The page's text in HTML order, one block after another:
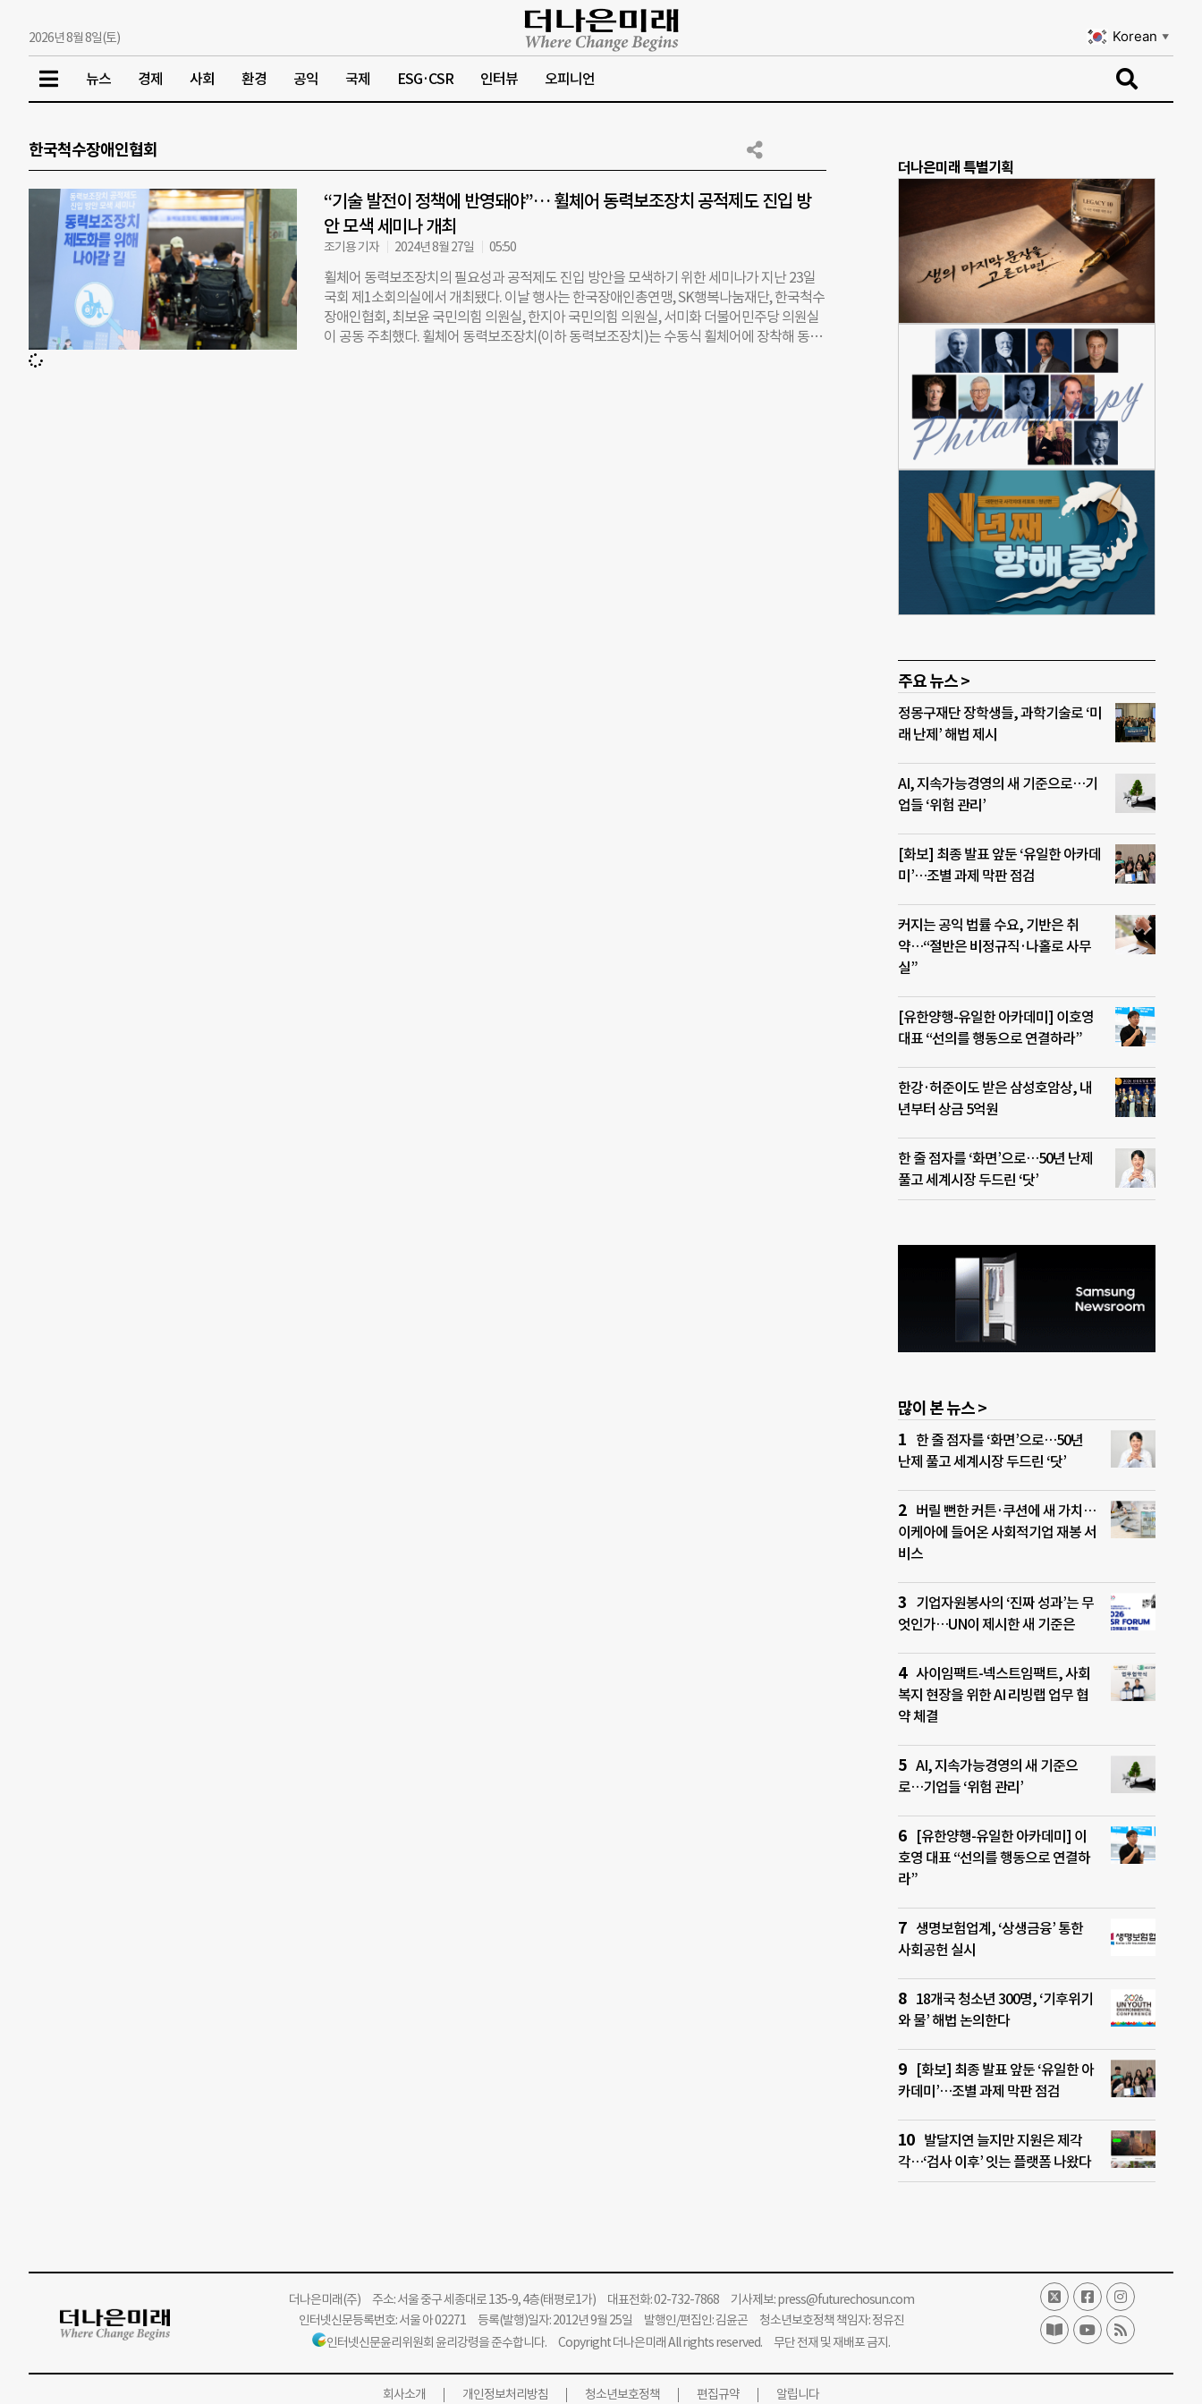
2026년 8월 8일(토) Korean ▼
뉴스 경제 사회 환경 공익 국제 ESG·CSR 인터뷰 오피니언
한국척수장애인협회
“기술 발전이 정책에 반영돼야”… 휠체어 동력보조장치 공적제도 진입 방
안 모색 세미나 개최
조기용 기자 2024년 8월 27일 05:50
휠체어 동력보조장치의 필요성과 공적제도 진입 방안을 모색하기 위한 세미나가 지난 23일
국회 제1소회의실에서 개최됐다. 이날 행사는 한국장애인총연맹, SK행복나눔재단, 한국척수
장애인협회, 최보윤 국민의힘 의원실, 한지아 국민의힘 의원실, 서미화 더불어민주당 의원실
이 공동 주최했다. 휠체어 동력보조장치(이하 동력보조장치)는 수동식 휠체어에 장착해 동력
더나은미래 특별기획
주요 뉴스 >
정몽구재단 장학생들, 과학기술로 ‘미
래 난제’ 해법 제시
AI, 지속가능경영의 새 기준으로…기
업들 ‘위험 관리’
[화보] 최종 발표 앞둔 ‘유일한 아카데
미’…조별 과제 막판 점검
커지는 공익 법률 수요, 기반은 취
약…“절반은 비정규직·나홀로 사무
실”
[유한양행-유일한 아카데미] 이호영
대표 “선의를 행동으로 연결하라”
한강·허준이도 받은 삼성호암상, 내
년부터 상금 5억원
한 줄 점자를 ‘화면’으로…50년 난제
풀고 세계시장 두드린 ‘닷’
많이 본 뉴스 >
한 줄 점자를 ‘화면’으로…50년
난제 풀고 세계시장 두드린 ‘닷’
버릴 뻔한 커튼·쿠션에 새 가치…
이케아에 들어온 사회적기업 재봉 서
비스
기업자원봉사의 ‘진짜 성과’는 무
엇인가…UN이 제시한 새 기준은
사이임팩트-넥스트임팩트, 사회
복지 현장을 위한 AI 리빙랩 업무 협
약 체결
AI, 지속가능경영의 새 기준으
로…기업들 ‘위험 관리’
[유한양행-유일한 아카데미] 이
호영 대표 “선의를 행동으로 연결하
라”
생명보험업계, ‘상생금융’ 통한
사회공헌 실시
18개국 청소년 300명, ‘기후위기
와 물’ 해법 논의한다
[화보] 최종 발표 앞둔 ‘유일한 아
카데미’…조별 과제 막판 점검
발달지연 늘지만 지원은 제각
각…‘검사 이후’ 잇는 플랫폼 나왔다
더나은미래(주)주소: 서울 중구 세종대로 135-9, 4층(태평로1가) 대표전화: 02-732-7868 기사제보:press@futurechosun.com
인터넷신문등록번호: 서울 아 02271 등록(발행)일자: 2012년 9월 25일 발행인/편집인: 김윤곤 청소년보호정책 책임자: 정유진
인터넷신문윤리위원회 윤리강령을 준수합니다. Copyright 더나은미래 All rights reserved. 무단 전재 및 재배포 금지.
회사소개 개인정보처리방침 청소년보호정책 편집규약 알립니다